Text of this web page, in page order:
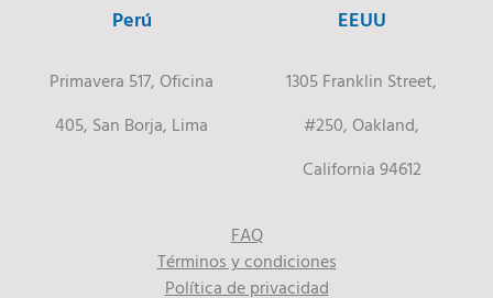
Perú
Primavera 517, Oficina
405, San Borja, Lima
EEUU
1305 Franklin Street,
#250, Oakland,
California 94612
FAQ
Términos y condiciones
Política de privacidad